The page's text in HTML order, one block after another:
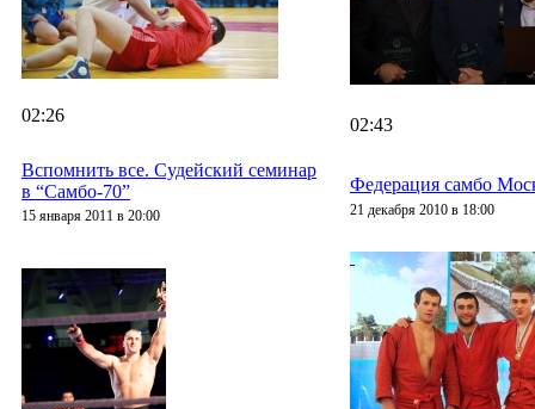
02:26
Вспомнить все. Судейский семинар
в “Самбо-70”
15 января 2011 в 20:00
02:43
Федерация самбо
21 декабря 2010 в 18:00